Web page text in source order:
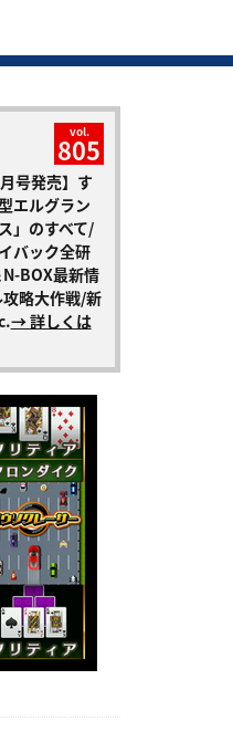
vol.
805
号発売】す
エルグラン
」のすべて/
バック全研
BOX最新情
略大作戦/新
→ 詳しくは